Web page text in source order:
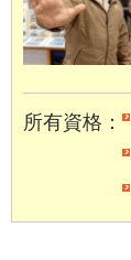
所有資格：